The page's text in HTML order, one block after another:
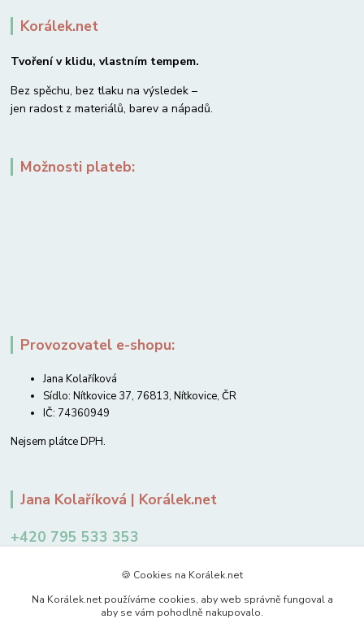
Korálek.net
Tvoření v klidu, vlastním tempem.
Bez spěchu, bez tlaku na výsledek –
jen radost z materiálů, barev a nápadů.
Možnosti plateb:
Provozovatel e-shopu:
Jana Kolaříková
Sídlo: Nítkovice 37, 76813, Nítkovice, ČR
IČ: 74360949
Nejsem plátce DPH.
Jana Kolaříková | Korálek.net
+420 795 533 353
🍪 Cookies na Korálek.net
Na Korálek.net používáme cookies, aby web správně fungoval a
aby se vám pohodlně nakupovalo.